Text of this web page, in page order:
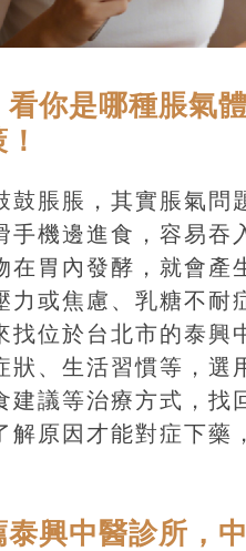
你是哪種脹氣
鼓脹脹，其實脹氣問
手機邊進食，容易吞
在胃內發酵，就會產
力或焦慮、乳糖不耐
找位於台北市的泰興
狀、生活習慣等，選
建議等治療方式，找
解原因才能對症下藥
興中醫診所，